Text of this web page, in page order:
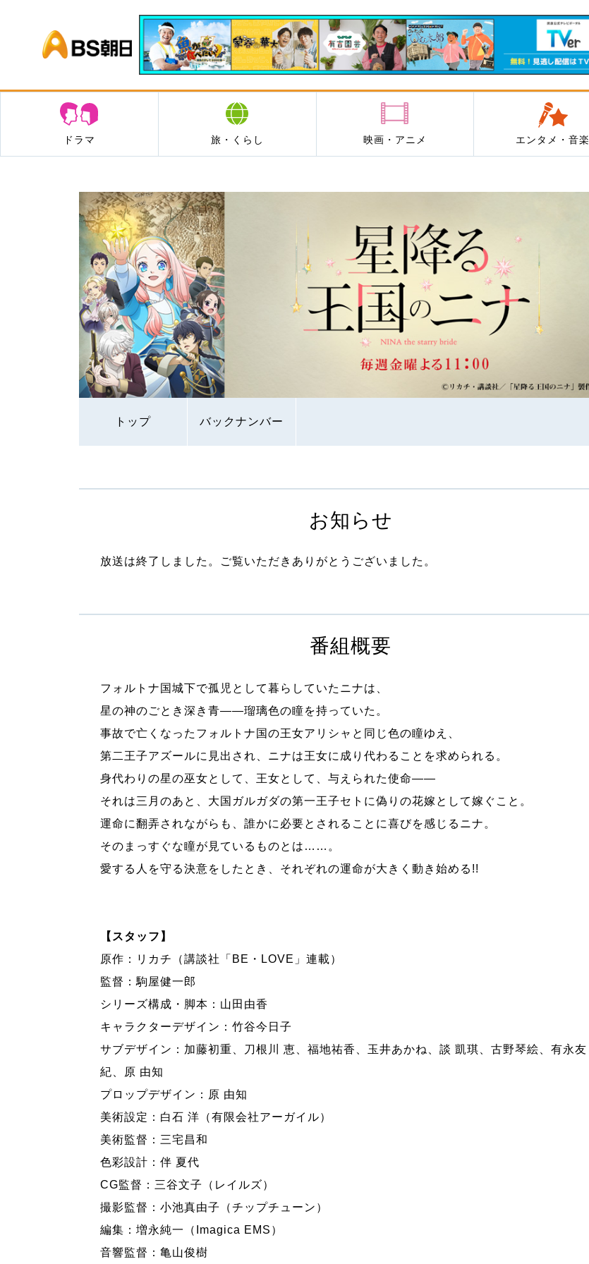
BS朝日
ドラマ 旅・くらし 映画・アニメ エンタメ・音楽
トップ バックナンバー
お知らせ
放送は終了しました。ご覧いただきありがとうございました。
番組概要
フォルトナ国城下で孤児として暮らしていたニナは、
星の神のごとき深き青――瑠璃色の瞳を持っていた。
事故で亡くなったフォルトナ国の王女アリシャと同じ色の瞳ゆえ、
第二王子アズールに見出され、ニナは王女に成り代わることを求められる。
身代わりの星の巫女として、王女として、与えられた使命――
それは三月のあと、大国ガルガダの第一王子セトに偽りの花嫁として嫁ぐこと。
運命に翻弄されながらも、誰かに必要とされることに喜びを感じるニナ。
そのまっすぐな瞳が見ているものとは……。
愛する人を守る決意をしたとき、それぞれの運命が大きく動き始める!!
【スタッフ】
原作：リカチ（講談社「BE・LOVE」連載）
監督：駒屋健一郎
シリーズ構成・脚本：山田由香
キャラクターデザイン：竹谷今日子
サブデザイン：加藤初重、刀根川 恵、福地祐香、玉井あかね、談 凱琪、古野琴絵、有永友
紀、原 由知
プロップデザイン：原 由知
美術設定：白石 洋（有限会社アーガイル）
美術監督：三宅昌和
色彩設計：伴 夏代
CG監督：三谷文子（レイルズ）
撮影監督：小池真由子（チップチューン）
編集：増永純一（Imagica EMS）
音響監督：亀山俊樹